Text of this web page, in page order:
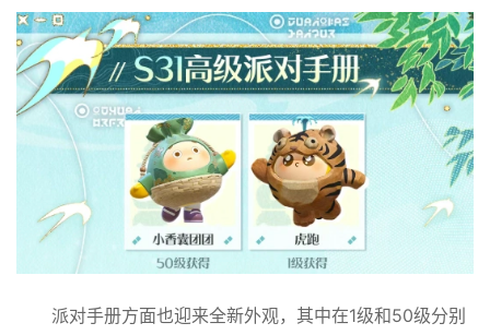
派对手册方面也迎来全新外观，其中在1级和50级分别